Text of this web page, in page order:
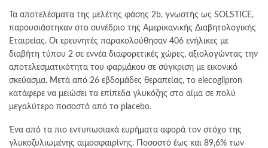
Τα αποτελέσματα της μελέτης φάσης 2b, γνωστής ως SOLSTICE,
παρουσιάστηκαν στο συνέδριο της Αμερικανικής Διαβητολογικής
Εταιρείας. Οι ερευνητές παρακολούθησαν 406 ενήλικες με
διαβήτη τύπου 2 σε εννέα διαφορετικές χώρες, αξιολογώντας την
αποτελεσματικότητα του φαρμάκου σε σύγκριση με εικονικό
σκεύασμα. Μετά από 26 εβδομάδες θεραπείας, το elecoglipron
κατάφερε να μειώσει τα επίπεδα γλυκόζης στο αίμα σε πολύ
μεγαλύτερο ποσοστό από το placebo.
Ένα από τα πιο εντυπωσιακά ευρήματα αφορά τον στόχο της
γλυκοζυλιωμένης αιμοσφαιρίνης. Ποσοστό έως και 89,6% των